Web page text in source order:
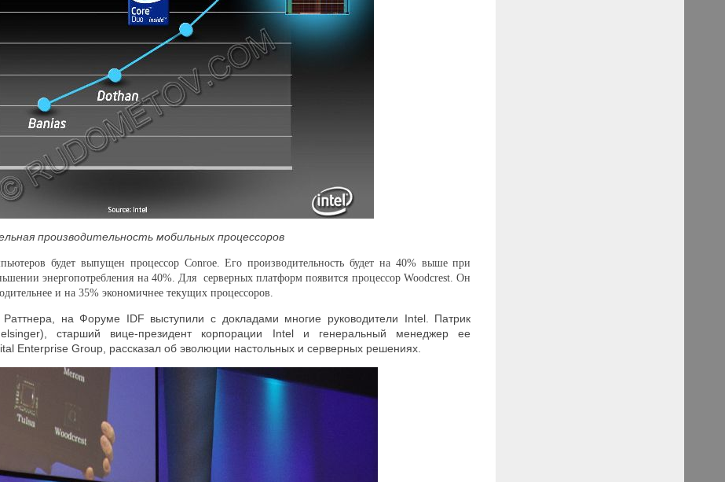
производительность мобильных процессоров
будет выпущен процессор Conroe. Его производительность будет на 40% выше при
энергопотребления на 40%. Для серверных платформ появится процессор Woodcrest. Он
и на 35% экономичнее текущих процессоров.
на Форуме IDF выступили с докладами многие руководители Intel. Патрик
старший вице-президент корпорации Intel и генеральный менеджер ее
Enterprise Group, рассказал об эволюции настольных и серверных решениях.